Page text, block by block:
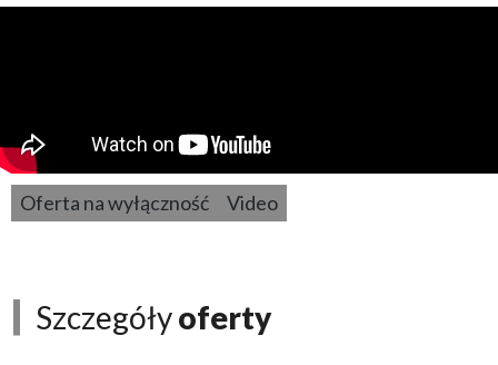
Oferta na wyłączność Video
Szczegółyoferty